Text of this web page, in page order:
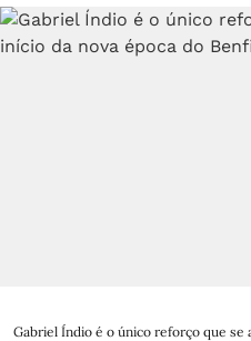
Gabriel Índio é o único reforço que se